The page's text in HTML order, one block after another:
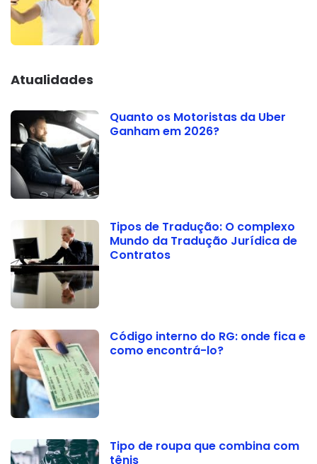
Atualidades
Quanto os Motoristas da Uber
Ganham em 2026?
Tipos de Tradução: O complexo
Mundo da Tradução Jurídica de
Contratos
Código interno do RG: onde fica e
como encontrá-lo?
Tipo de roupa que combina com
tênis